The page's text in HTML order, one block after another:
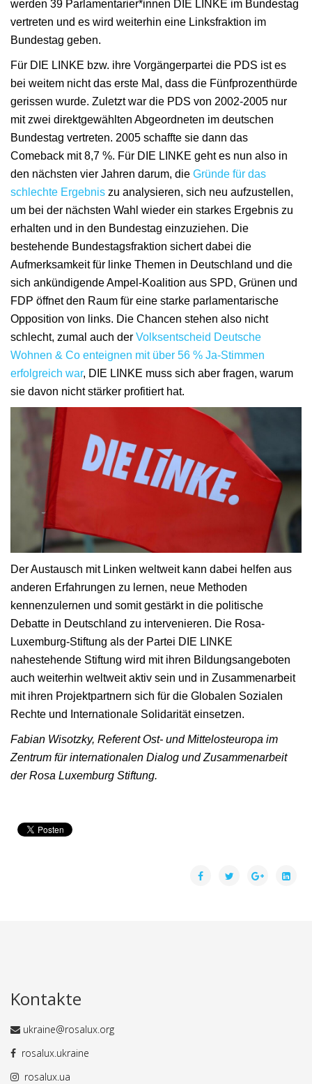
werden 39 Parlamentarier*innen DIE LINKE im Bundestag
vertreten und es wird weiterhin eine Linksfraktion im
Bundestag geben.
Für DIE LINKE bzw. ihre Vorgängerpartei die PDS ist es
bei weitem nicht das erste Mal, dass die Fünfprozenthürde
gerissen wurde. Zuletzt war die PDS von 2002-2005 nur
mit zwei direktgewählten Abgeordneten im deutschen
Bundestag vertreten. 2005 schaffte sie dann das
Comeback mit 8,7 %. Für DIE LINKE geht es nun also in
den nächsten vier Jahren darum, die Gründe für das
schlechte Ergebnis zu analysieren, sich neu aufzustellen,
um bei der nächsten Wahl wieder ein starkes Ergebnis zu
erhalten und in den Bundestag einzuziehen. Die
bestehende Bundestagsfraktion sichert dabei die
Aufmerksamkeit für linke Themen in Deutschland und die
sich ankündigende Ampel-Koalition aus SPD, Grünen und
FDP öffnet den Raum für eine starke parlamentarische
Opposition von links. Die Chancen stehen also nicht
schlecht, zumal auch der Volksentscheid Deutsche
Wohnen & Co enteignen mit über 56 % Ja-Stimmen
erfolgreich war, DIE LINKE muss sich aber fragen, warum
sie davon nicht stärker profitiert hat.
Der Austausch mit Linken weltweit kann dabei helfen aus
anderen Erfahrungen zu lernen, neue Methoden
kennenzulernen und somit gestärkt in die politische
Debatte in Deutschland zu intervenieren. Die Rosa-
Luxemburg-Stiftung als der Partei DIE LINKE
nahestehende Stiftung wird mit ihren Bildungsangeboten
auch weiterhin weltweit aktiv sein und in Zusammenarbeit
mit ihren Projektpartnern sich für die Globalen Sozialen
Rechte und Internationale Solidarität einsetzen.
Fabian Wisotzky, Referent Ost- und Mittelosteuropa im
Zentrum für internationalen Dialog und Zusammenarbeit
der Rosa Luxemburg Stiftung.
Kontakte
ukraine@rosalux.org
rosalux.ukraine
rosalux.ua